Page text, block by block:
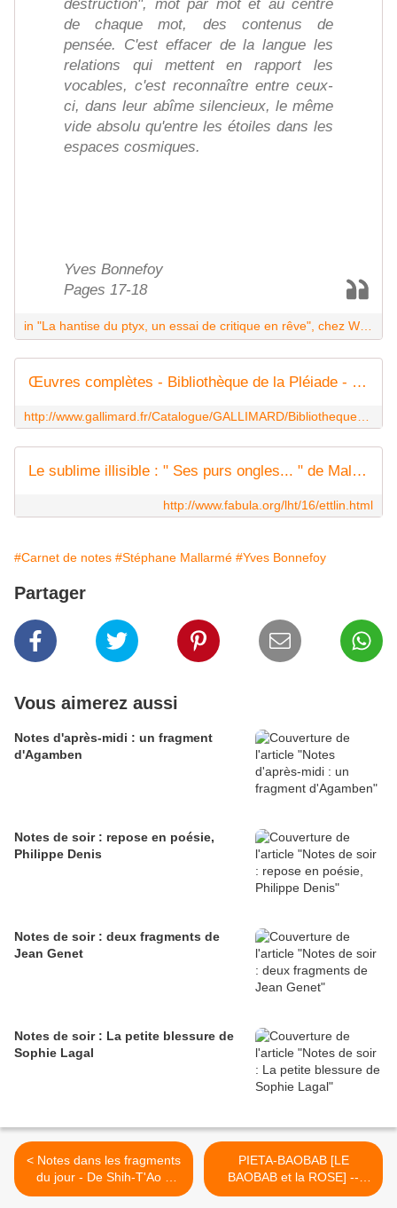
destruction", mot par mot et au centre
de chaque mot, des contenus de
pensée. C'est effacer de la langue les
relations qui mettent en rapport les
vocables, c'est reconnaître entre ceux-
ci, dans leur abîme silencieux, le même
vide absolu qu'entre les étoiles dans les
espaces cosmiques.
Yves Bonnefoy
Pages 17-18
Œuvres complètes - Bibliothèque de la Pléiade - GALLIMARD - Site Gallimard
Le sublime illisible : " Ses purs ongles... " de Mallarmé (LhT Fabula)
http://www.fabula.org/lht/16/ettlin.html
#Carnet de notes #Stéphane Mallarmé #Yves Bonnefoy
Partager
Vous aimerez aussi
Notes d'après-midi : un fragment
d'Agamben
Notes de soir : repose en poésie,
Philippe Denis
Notes de soir : deux fragments de
Jean Genet
Notes de soir : La petite blessure de
Sophie Lagal
< Notes dans les fragments
du jour - De Shih-T'Ao à
Hugo von Hofmannsthal
PIETA-BAOBAB [LE
BAOBAB et la ROSE] --
Nimrod et Michèle